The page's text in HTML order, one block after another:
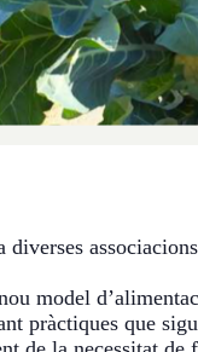
model
pràctiques que